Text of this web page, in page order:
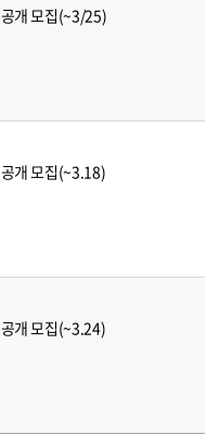
개 모집(~3/25)
개 모집(~3.18)
개 모집(~3.24)